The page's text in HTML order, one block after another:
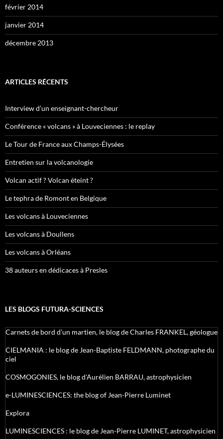
février 2014
janvier 2014
décembre 2013
ARTICLES RÉCENTS
Interview d’un enseignant-chercheur
Conférence « volcans » à Louveciennes : le replay
Le Tour de France aux Champs-Élysées
Entretien sur la volcanologie
Volcan actif ? Volcan éteint ?
Le tephra de Romont en Belgique
Les volcans à Louveciennes
Les volcans à Doullens
Les volcans à Orléans
38 auteurs en dédicaces à Presles
LES BLOGS FUTURA-SCIENCES
Carnets de bord d’un martien, le blog de Charles FRANKEL, géologue
CIELMANIA : le blog de Jean-Baptiste FELDMANN, photographe du
ciel
COSMOGONIES, le blog d'Aurélien BARRAU, astrophysicien
e-LUMINESCIENCES: the blog of Jean-Pierre Luminet
Explora
LUMINESCIENCES : le blog de Jean-Pierre LUMINET, astrophysicien